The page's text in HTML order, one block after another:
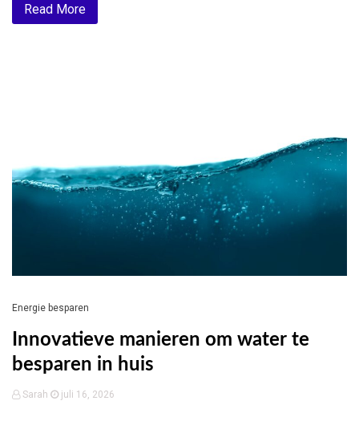
Read More
Energie besparen
Innovatieve manieren om water te
besparen in huis
Sarah juli 16, 2026